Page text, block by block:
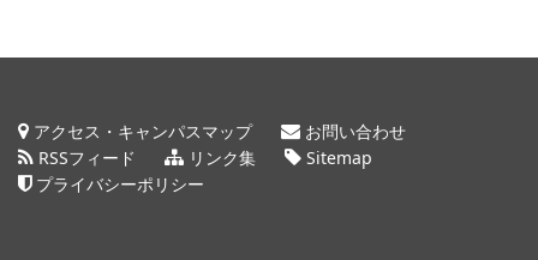
アクセス・キャンパスマップ
お問い合わせ
RSSフィード
リンク集
Sitemap
プライバシーポリシー